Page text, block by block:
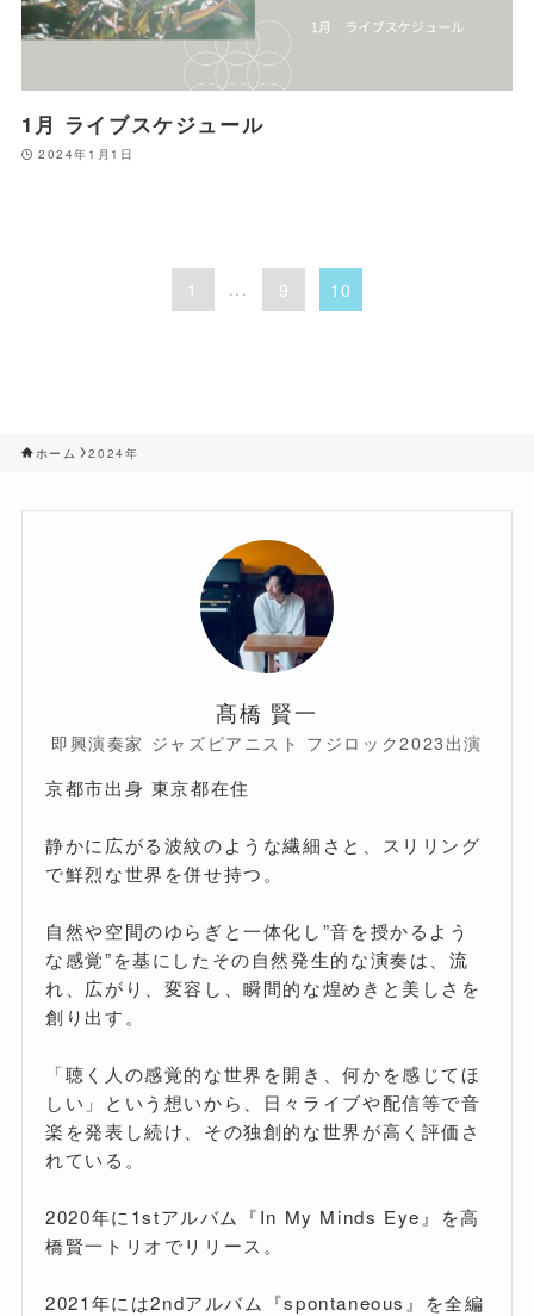
1月 ライブスケジュール
2024年1月1日
1 ... 9 10
ホーム 2024年
髙橋 賢一
即興演奏家 ジャズピアニスト フジロック2023出演
京都市出身 東京都在住
静かに広がる波紋のような繊細さと、スリリング
で鮮烈な世界を併せ持つ。
自然や空間のゆらぎと一体化し”音を授かるよう
な感覚”を基にしたその自然発生的な演奏は、流
れ、広がり、変容し、瞬間的な煌めきと美しさを
創り出す。
「聴く人の感覚的な世界を開き、何かを感じてほ
しい」という想いから、日々ライブや配信等で音
楽を発表し続け、その独創的な世界が高く評価さ
れている。
2020年に1stアルバム『In My Minds Eye』を高
橋賢一トリオでリリース。
2021年には2ndアルバム『spontaneous』を全編